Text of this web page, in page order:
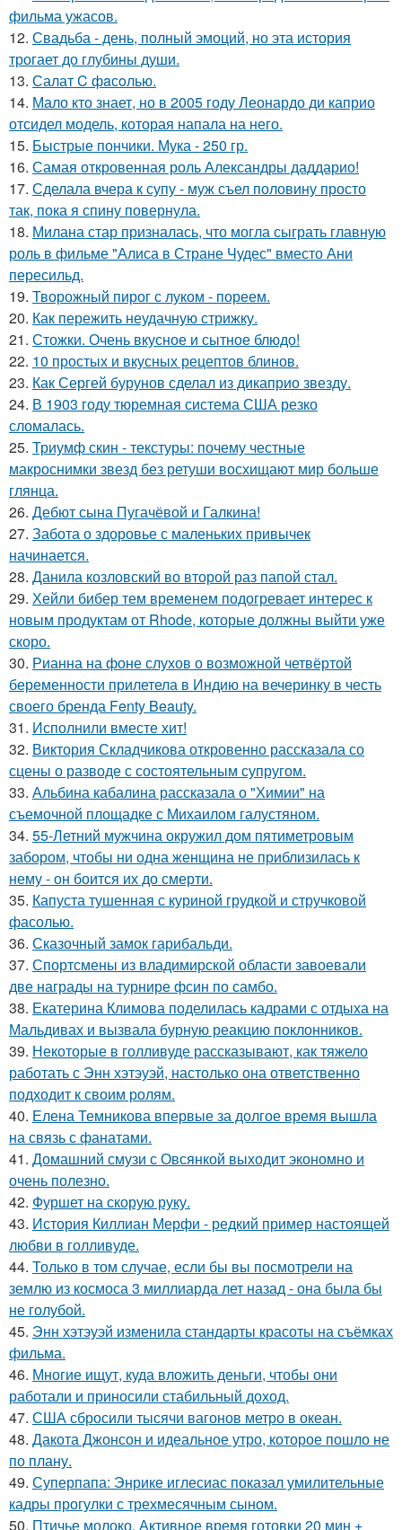
фильма ужасов.
12. Свадьба - день, полный эмоций, но эта история
трогает до глубины души.
13. Салат C фaсoлью.
14. Мало кто знает, но в 2005 году Леонардо ди каприо
отсидел модель, которая напала на него.
15. Быстрые пончики. Мука - 250 гр.
16. Самая откровенная роль Александры даддарио!
17. Сделала вчера к супу - муж съел половину просто
так, пока я спину повернула.
18. Милана стар призналась, что могла сыграть главную
роль в фильме "Алиса в Стране Чудес" вместо Ани
пересильд.
19. Творожный пирог с луком - пореем.
20. Как пережить неудачную стрижку.
21. Стожки. Очень вкусное и сытное блюдо!
22. 10 простых и вкусных рецептов блинов.
23. Как Сергей бурунов сделал из дикаприо звезду.
24. В 1903 году тюремная система США резко
сломалась.
25. Триумф скин - текстуры: почему честные
макроснимки звезд без ретуши восхищают мир больше
глянца.
26. Дебют сына Пугачёвой и Галкина!
27. Забота о здоровье с маленьких привычек
начинается.
28. Данила козловский во второй раз папой стал.
29. Хейли бибер тем временем подогревает интерес к
новым продуктам от Rhode, которые должны выйти уже
скоро.
30. Рианна на фоне слухов о возможной четвёртой
беременности прилетела в Индию на вечеринку в честь
своего бренда Fenty Beauty.
31. Исполнили вместе хит!
32. Виктория Складчикова откровенно рассказала со
сцены о разводе с состоятельным супругом.
33. Альбина кабалина рассказала о "Химии" на
съемочной площадке с Михаилом галустяном.
34. 55-Летний мужчина окружил дом пятиметровым
забором, чтобы ни одна женщина не приблизилась к
нему - он боится их до смерти.
35. Капуста тушенная с куриной грудкой и стручковой
фасолью.
36. Сказочный замок гарибальди.
37. Спортсмены из владимирской области завоевали
две награды на турнире фсин по самбо.
38. Екатерина Климова поделилась кадрами с отдыха на
Мальдивах и вызвала бурную реакцию поклонников.
39. Некоторые в голливуде рассказывают, как тяжело
работать с Энн хэтэуэй, настолько она ответственно
подходит к своим ролям.
40. Елена Темникова впервые за долгое время вышла
на связь с фанатами.
41. Домашний смузи с Овсянкой выходит экономно и
очень полезно.
42. Фуршет на скорую руку.
43. История Киллиан Мерфи - редкий пример настоящей
любви в голливуде.
44. Только в том случае, если бы вы посмотрели на
землю из космоса 3 миллиарда лет назад - она была бы
не голубой.
45. Энн хэтэуэй изменила стандарты красоты на съёмках
фильма.
46. Многие ищут, куда вложить деньги, чтобы они
работали и приносили стабильный доход.
47. США сбросили тысячи вагонов метро в океан.
48. Дакота Джонсон и идеальное утро, которое пошло не
по плану.
49. Суперпапа: Энрике иглесиас показал умилительные
кадры прогулки с трехмесячным сыном.
50. Птичье молоко. Активное время готовки 20 мин +